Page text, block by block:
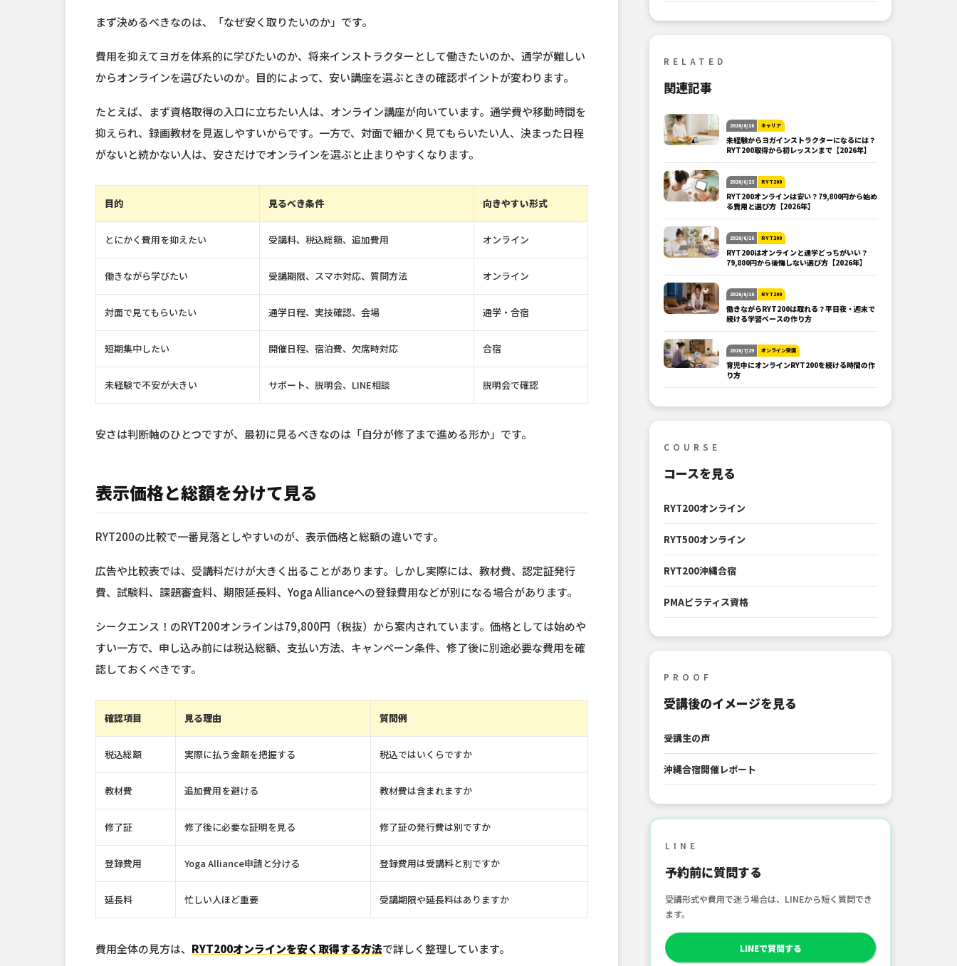
まず決めるべきなのは、「なぜ安く取りたいのか」です。
費用を抑えてヨガを体系的に学びたいのか、将来インストラクターとして働きたいのか、通学が難しい
からオンラインを選びたいのか。目的によって、安い講座を選ぶときの確認ポイントが変わります。
たとえば、まず資格取得の入口に立ちたい人は、オンライン講座が向いています。通学費や移動時間を
抑えられ、録画教材を見返しやすいからです。一方で、対面で細かく見てもらいたい人、決まった日程
がないと続かない人は、安さだけでオンラインを選ぶと止まりやすくなります。
目的 見るべき条件 向きやすい形式
とにかく費用を抑えたい 受講料、税込総額、追加費用 オンライン
働きながら学びたい 受講期限、スマホ対応、質問方法 オンライン
対面で見てもらいたい 通学日程、実技確認、会場 通学・合宿
短期集中したい 開催日程、宿泊費、欠席時対応 合宿
未経験で不安が大きい サポート、説明会、LINE相談 説明会で確認
安さは判断軸のひとつですが、最初に見るべきなのは「自分が修了まで進める形か」です。
表示価格と総額を分けて見る
RYT200の比較で一番見落としやすいのが、表示価格と総額の違いです。
広告や比較表では、受講料だけが大きく出ることがあります。しかし実際には、教材費、認定証発行
費、試験料、課題審査料、期限延長料、Yoga Allianceへの登録費用などが別になる場合があります。
シークエンス！のRYT200オンラインは79,800円（税抜）から案内されています。価格としては始めや
すい一方で、申し込み前には税込総額、支払い方法、キャンペーン条件、修了後に別途必要な費用を確
認しておくべきです。
確認項目 見る理由 質問例
税込総額 実際に払う金額を把握する 税込ではいくらですか
教材費 追加費用を避ける 教材費は含まれますか
修了証 修了後に必要な証明を見る 修了証の発行費は別ですか
登録費用 Yoga Alliance申請と分ける 登録費用は受講料と別ですか
延長料 忙しい人ほど重要 受講期限や延長料はありますか
費用全体の見方は、 RYT200オンラインを安く取得する方法で詳しく整理しています。
RELATED
関連記事
2026/6/16 キャリア
未経験からヨガインストラクターになるには？
RYT200取得から初レッスンまで【2026年】
2026/6/23 RYT200
RYT200オンラインは安い？79,800円から始め
る費用と選び方【2026年】
2026/6/16 RYT200
RYT200はオンラインと通学どっちがいい？
79,800円から後悔しない選び方【2026年】
2026/6/16 RYT200
働きながらRYT200は取れる？平日夜・週末で
続ける学習ペースの作り方
2026/7/29 オンライン受講
育児中にオンラインRYT200を続ける時間の作
り方
COURSE
コースを見る
RYT200オンライン
RYT500オンライン
RYT200沖縄合宿
PMAピラティス資格
PROOF
受講後のイメージを見る
受講生の声
沖縄合宿開催レポート
LINE
予約前に質問する
受講形式や費用で迷う場合は、LINEから短く質問でき
ます。
LINEで質問する